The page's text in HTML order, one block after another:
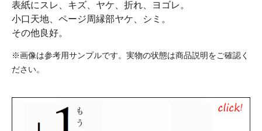
表紙にスレ、キズ、ヤケ、折れ、ヨゴレ。
小口天地、ページ周縁部ヤケ、シミ。
その他良好。
※画像は参考用サンプルです。実物の状態は商品説明をご確認く
ださい。